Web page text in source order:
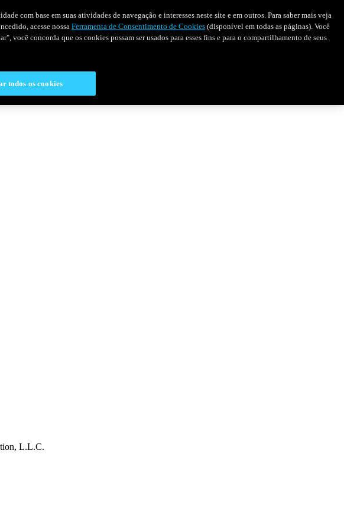
L.L.C.
com base em suas atividades de navegação e interesses neste site e em outros. Para saber mais veja
acesse nossa Ferramenta de Consentimento de Cookies (disponível em todas as páginas). Você
você concorda que os cookies possam ser usados para esses fins e para o compartilhamento de seus
todos os cookies